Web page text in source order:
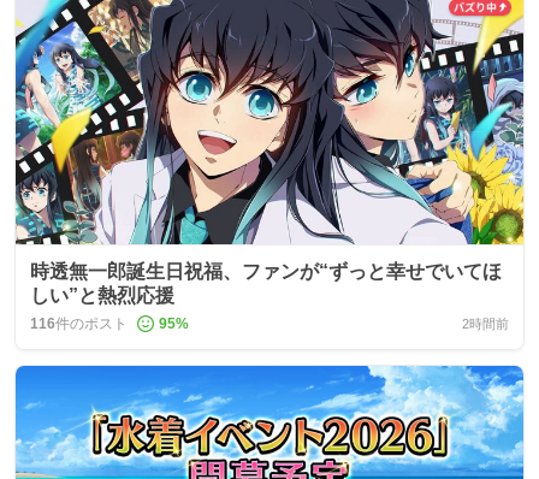
時透無一郎誕生日祝福、ファンが“ずっと幸せでいてほ
しい”と熱烈応援
116件のポスト 95% 2時間前